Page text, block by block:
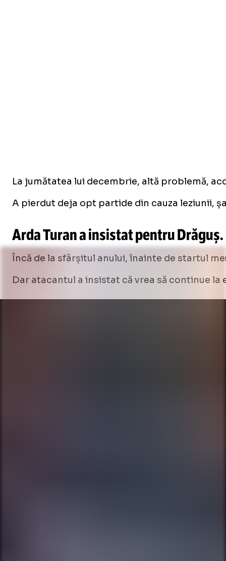
La jumătatea lui decembrie, altă problemă,
A pierdut deja opt partide din cauza leziunii,
Arda Turan a insistat pentru
Încă de la sfârșitul anului, înainte de startul
Dar atacantul a insistat că vrea să continue la